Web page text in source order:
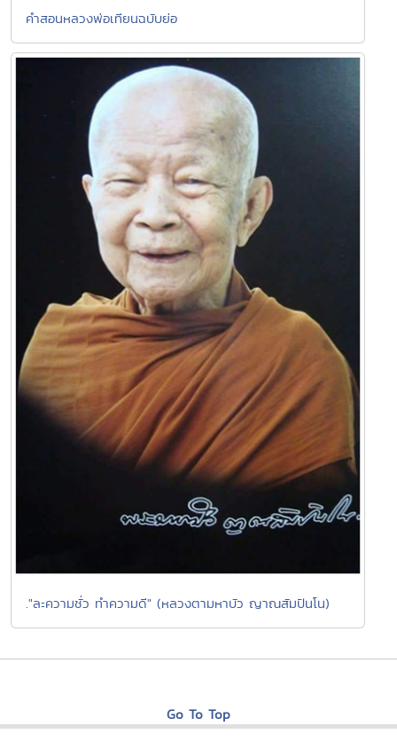
คำสอนหลวงพ่อเทียนฉบับย่อ
."ละความชั่ว ทำความดี" (หลวงตามหาบัว ญาณสัมปันโน)
Go To Top